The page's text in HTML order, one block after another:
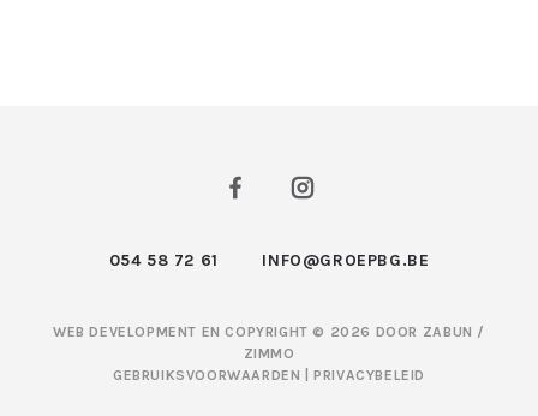
054 58 72 61 INFO@GROEPBG.BE
WEB DEVELOPMENT EN COPYRIGHT © 2026 DOOR ZABUN /
ZIMMO
GEBRUIKSVOORWAARDEN
|PRIVACYBELEID